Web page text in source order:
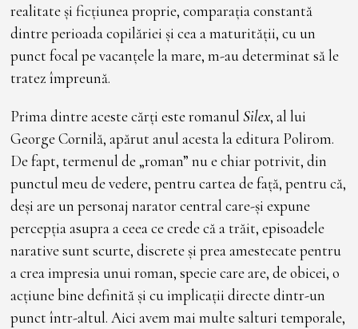
realitate și ficțiunea proprie, comparația constantă
dintre perioada copilăriei și cea a maturității, cu un
punct focal pe vacanțele la mare, m-au determinat să le
tratez împreună.
Prima dintre aceste cărți este romanulSilex, al lui
George Cornilă, apărut anul acesta la editura Polirom.
De fapt, termenul de „roman” nu e chiar potrivit, din
punctul meu de vedere, pentru cartea de față, pentru că,
deși are un personaj narator central care-și expune
percepția asupra a ceea ce crede că a trăit, episoadele
narative sunt scurte, discrete și prea amestecate pentru
a crea impresia unui roman, specie care are, de obicei, o
acțiune bine definită și cu implicații directe dintr-un
punct într-altul. Aici avem mai multe salturi temporale,